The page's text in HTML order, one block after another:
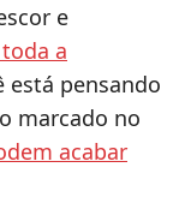
e
a
está pensando
marcado no
acabar